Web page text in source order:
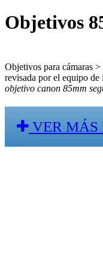
Objetivos
Objetivos para cámaras
revisada por el equipo de
objetivo canon 85mm
VER MÁS